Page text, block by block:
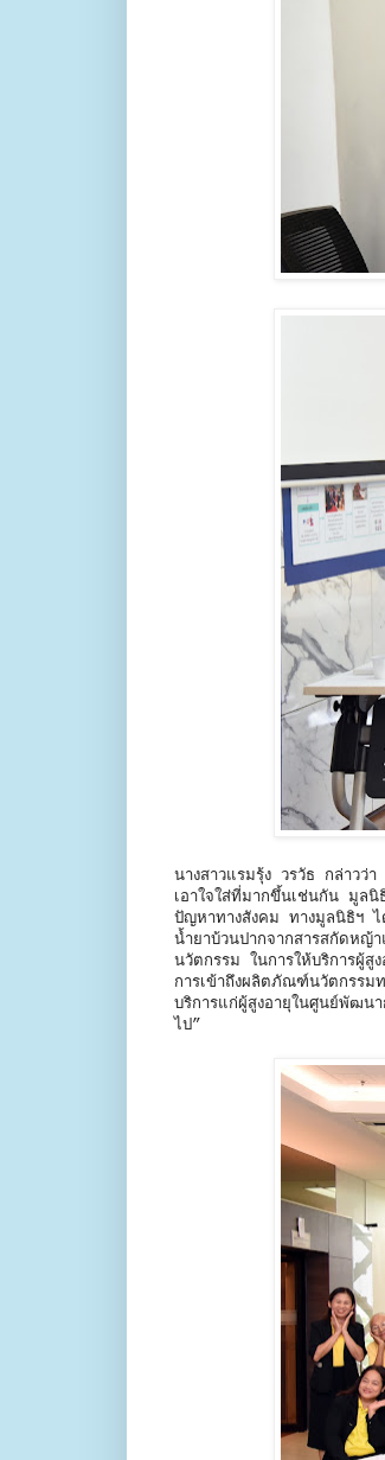
นางสาวแรมรุ้ง วรวัธ กล่าวว่
เอาใจใส่ที่มากขึ้นเช่นกัน มูลนิ
ปัญหาทางสังคม ทางมูลนิธิฯ
น้ำยาบ้วนปากจากสารสกัดห
นวัตกรรม ในการให้บริการผู้
การเข้าถึงผลิตภัณฑ์นวัตกรร
บริการแก่ผู้สูงอายุในศูนย์พัฒน
ไป”